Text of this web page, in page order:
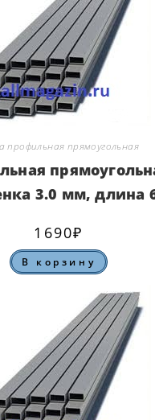
профильная прямоугольная
3.0 мм, длина
1690₽
В корзину